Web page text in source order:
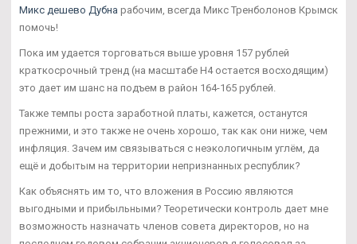
Микс дешево Дубна рабочим, всегда Микс Тренболонов Крымск
помочь!
Пока им удается торговаться выше уровня 157 рублей
краткосрочный тренд (на масштабе Н4 остается восходящим)
это дает им шанс на подъем в район 164-165 рублей.
Также темпы роста заработной платы, кажется, останутся
прежними, и это также не очень хорошо, так как они ниже, чем
инфляция. Зачем им связываться с неэкологичным углём, да
ещё и добытым на территории непризнанных республик?
Как объяснять им то, что вложения в Россию являются
выгодными и прибыльными? Теоретически контроль дает мне
возможность назначать членов совета директоров, но на